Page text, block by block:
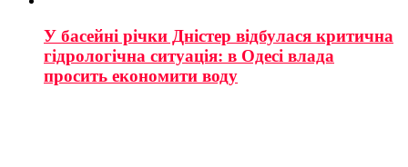
У басейні річки Дністер відбулася критична
гідрологічна ситуація: в Одесі влада
просить економити воду